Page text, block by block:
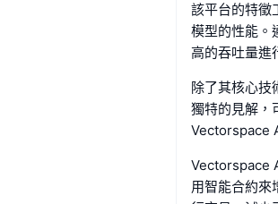
該平台的特徵
模型的性能。
高的吞吐量進
除了其核心技
獨特的見解，
Vectorspace
Vectorspace
用智能合約來